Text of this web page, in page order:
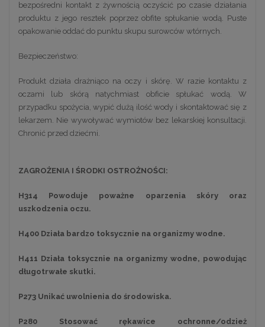
bezpośredni kontakt z żywnością oczyścić po czasie działania
produktu z jego resztek poprzez obfite spłukanie wodą. Puste
opakowanie oddać do punktu skupu surowców wtórnych.
Bezpieczeństwo:
Produkt działa drażniąco na oczy i skórę. W razie kontaktu z
oczami lub skórą natychmiast obficie spłukać wodą. W
przypadku spożycia, wypić dużą ilość wody i skontaktować się z
lekarzem. Nie wywoływać wymiotów bez lekarskiej konsultacji.
Chronić przed dziećmi.
ZAGROŻENIA I ŚRODKI OSTROŻNOŚCI:
H314 Powoduje poważne oparzenia skóry oraz
uszkodzenia oczu.
H400 Działa bardzo toksycznie na organizmy wodne.
H411 Działa toksycznie na organizmy wodne, powodując
długotrwałe skutki.
P273 Unikać uwolnienia do środowiska.
P280 Stosować rękawice ochronne/odzież